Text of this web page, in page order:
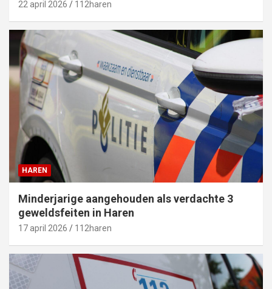
22 april 2026 112haren
HAREN
Minderjarige aangehouden als verdachte 3
geweldsfeiten in Haren
17 april 2026 112haren